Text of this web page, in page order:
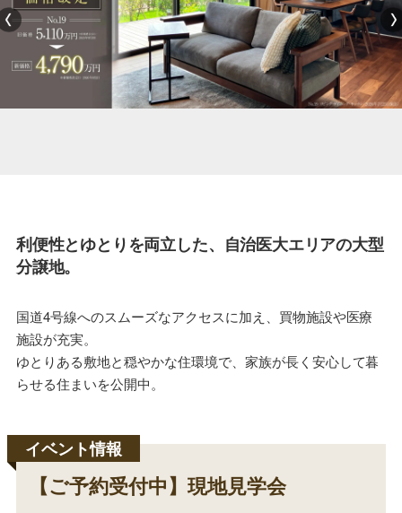
利便性とゆとりを両立した、自治医大エリアの大型
分譲地。
国道4号線へのスムーズなアクセスに加え、買物施設や医療
施設が充実。
ゆとりある敷地と穏やかな住環境で、家族が長く安心して暮
らせる住まいを公開中。
【ご予約受付中】現地見学会